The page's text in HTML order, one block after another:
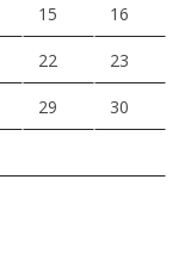
15 16
22 23
29 30